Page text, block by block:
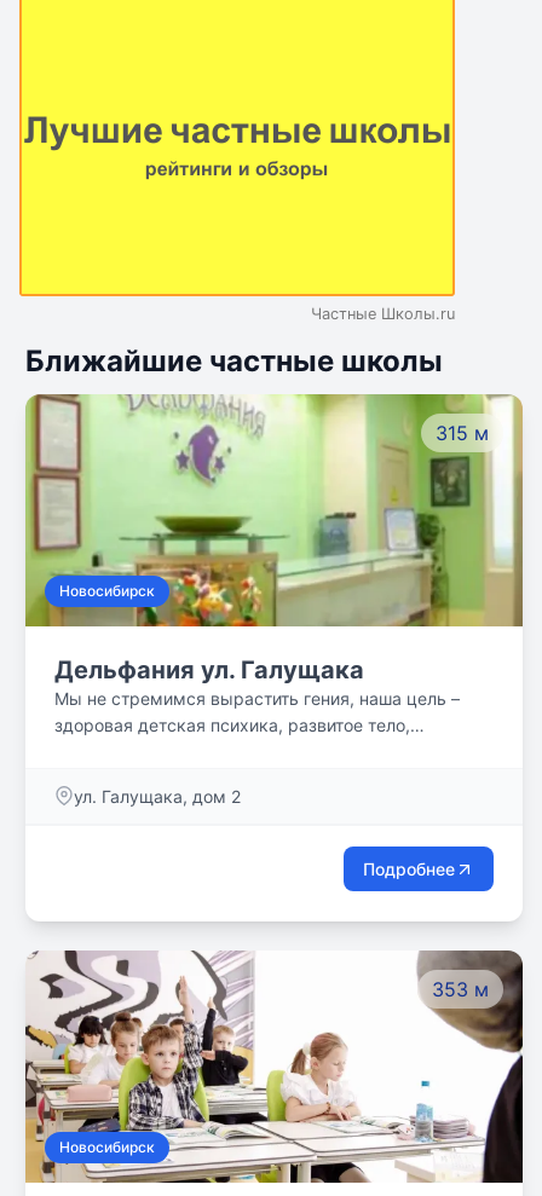
Частные Школы.ru
Ближайшие частные школы
315 м
Новосибирск
Дельфания ул. Галущака
Мы не стремимся вырастить гения, наша цель –
здоровая детская психика, развитое тело,
ул. Галущака, дом 2
Подробнее
353 м
Новосибирск